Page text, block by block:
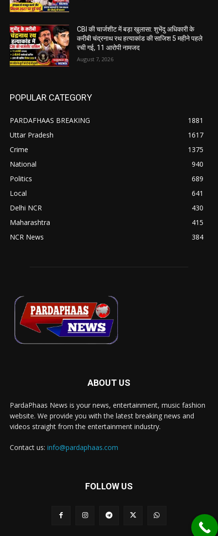
CBI की चार्जशीट में बड़ा खुलासा: शुभेंदु अधिकारी के
करीबी चंद्रनाथ रथ हत्याकांड की साजिश 5 महीने पहले
रची गई, 11 आरोपी नामजद
August 7, 2026
POPULAR CATEGORY
PARDAFHAAS BREAKING
1881
Uttar Pradesh
1617
Crime
1375
National
940
Politics
689
Local
641
Delhi NCR
430
Maharashtra
415
NCR News
384
ABOUT US
PardaPhaas News is your news, entertainment, music fashion
website. We provide you with the latest breaking news and
videos straight from the entertainment industry.
Contact us: info@pardaphaas.com
FOLLOW US